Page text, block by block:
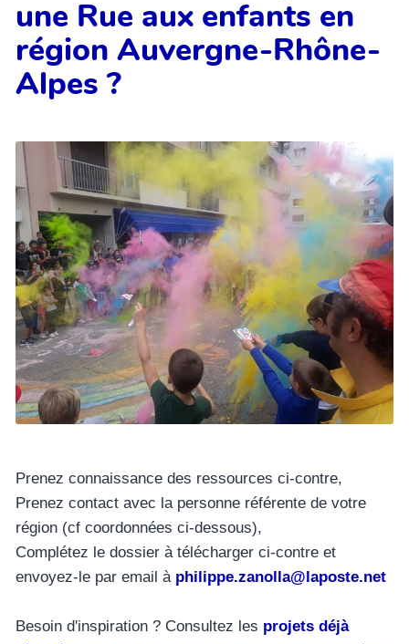
une Rue aux enfants en
région Auvergne-Rhône-
Alpes ?
Prenez connaissance des ressources ci-contre,
Prenez contact avec la personne référente de votre
région (cf coordonnées ci-dessous),
Complétez le dossier à télécharger ci-contre et
envoyez-le par email à philippe.zanolla@laposte.net
Besoin d'inspiration ? Consultez les projets déjà